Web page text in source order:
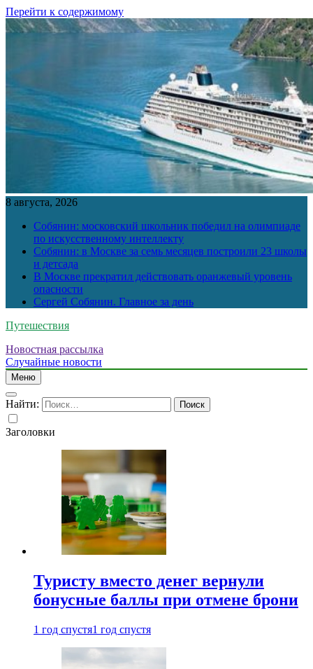
Перейти к содержимому
8 августа, 2026
Собянин: московский школьник победил на олимпиаде
по искусственному интеллекту
Собянин: в Москве за семь месяцев построили 23 школы
и детсада
В Москве прекратил действовать оранжевый уровень
опасности
Сергей Собянин. Главное за день
Путешествия
Новостная рассылка
Случайные новости
Меню
Найти:
Заголовки
Туристу вместо денег вернули
бонусные баллы при отмене брони
1 год спустя1 год спустя